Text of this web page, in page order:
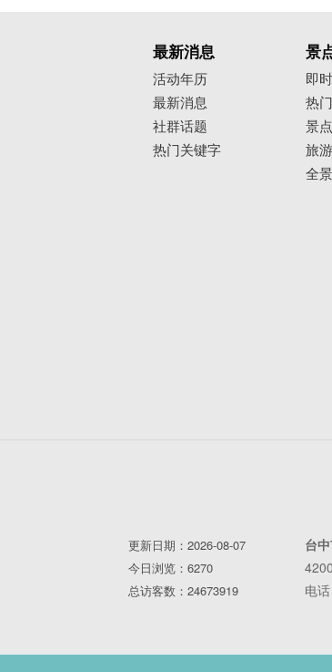
最新消息
活动年历
最新消息
社群话题
热门关键字
景
即
热
景
旅
全
更新日期：2026-08-07
今日浏览：6270
总访客数：24673919
台
电